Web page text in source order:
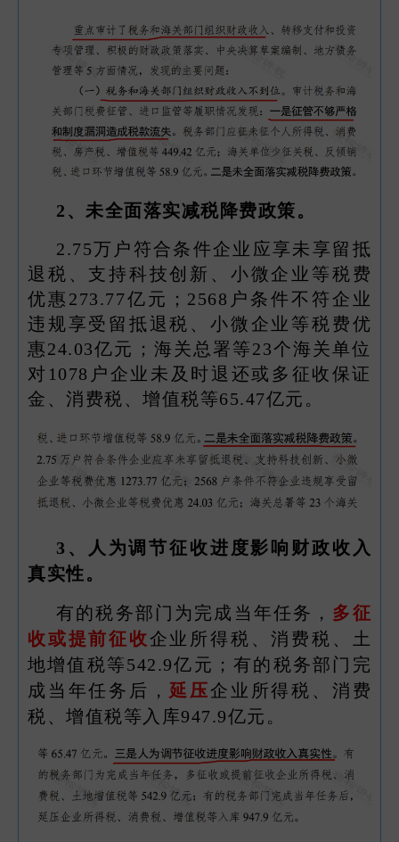
2、 未全面落实减税降费政策。
2.75万户符合条件企业应享未享留抵
退税、支持科技创新、小微企业等税费
优惠273.77亿元；2568户条件不符企业
违规享受留抵退税、小微企业等税费优
惠24.03亿元；海关总署等23个海关单位
对1078户企业未及时退还或多征收保证
金、消费税、增值税等65.47亿元。
3、
人为调节征收进度影响财政收入
真实性。
有的税务部门为完成当年任务， 多征
收或提前征收企业所得税、消费税、土
地增值税等542.9亿元；有的税务部门完
成当年任务后， 延压企业所得税、消费
税、增值税等入库947.9亿元。